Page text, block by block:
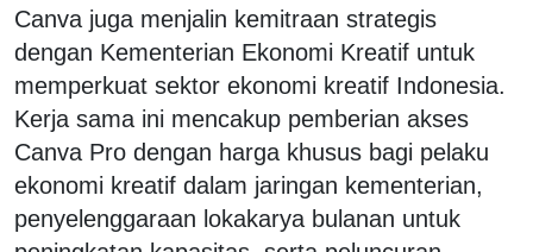
Canva juga menjalin kemitraan strategis
dengan Kementerian Ekonomi Kreatif untuk
memperkuat sektor ekonomi kreatif Indonesia.
Kerja sama ini mencakup pemberian akses
Canva Pro dengan harga khusus bagi pelaku
ekonomi kreatif dalam jaringan kementerian,
penyelenggaraan lokakarya bulanan untuk